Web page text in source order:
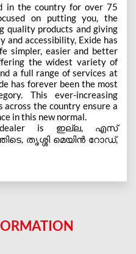
in the country for over 75
on putting you, the
quality products and giving
and accessibility, Exide has
simpler, easier and better
the widest variety of
a full range of services at
has forever been the most
This ever-increasing
the country ensure a
in this new normal.
dealer is ഇല്ല, എസ്
തൃശ്ശി മെയിൻ റോഡ്,